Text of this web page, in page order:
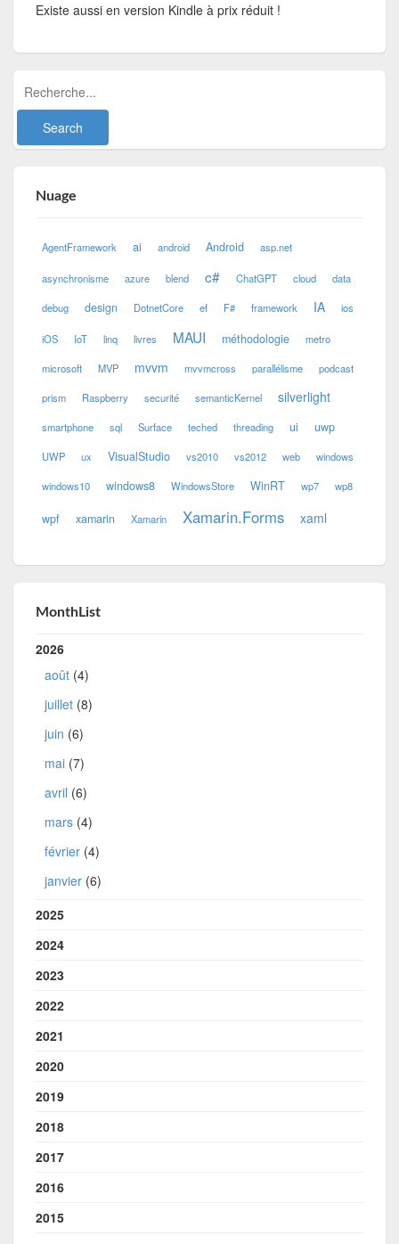
Existe aussi en version Kindle à prix réduit !
Nuage
AgentFramework ai android Android asp.net
asynchronisme azure blend c# ChatGPT cloud data
debug design DotnetCore ef F# framework IA ios
iOS IoT linq livres MAUI méthodologie metro
microsoft MVP mvvm mvvmcross parallélisme podcast
prism Raspberry securité semanticKernel silverlight
smartphone sql Surface teched threading ui uwp
UWP ux VisualStudio vs2010 vs2012 web windows
windows10 windows8 WindowsStore WinRT wp7 wp8
wpf xamarin Xamarin Xamarin.Forms xaml
MonthList
2026
août (4)
juillet (8)
juin (6)
mai (7)
avril (6)
mars (4)
février (4)
janvier (6)
2025
2024
2023
2022
2021
2020
2019
2018
2017
2016
2015